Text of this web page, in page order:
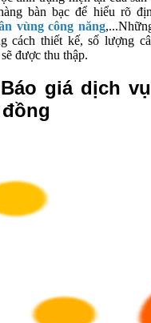
bàn bạc để hiểu rõ
vùng công năng
cách thiết kế, số lượng
được thu thập.
Báo giá dịch